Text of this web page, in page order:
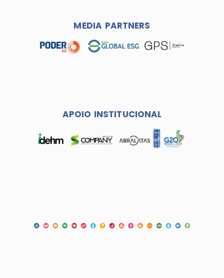
MEDIA PARTNERS
APOIO INSTITUCIONAL